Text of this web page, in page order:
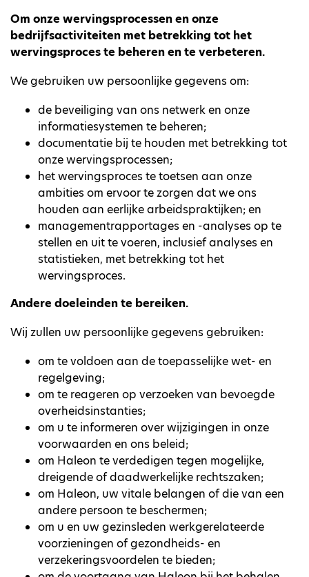
Om onze wervingsprocessen en onze
bedrijfsactiviteiten met betrekking tot het
wervingsproces te beheren en te verbeteren.
We gebruiken uw persoonlijke gegevens om:
de beveiliging van ons netwerk en onze
informatiesystemen te beheren;
documentatie bij te houden met betrekking tot
onze wervingsprocessen;
het wervingsproces te toetsen aan onze
ambities om ervoor te zorgen dat we ons
houden aan eerlijke arbeidspraktijken; en
managementrapportages en -analyses op te
stellen en uit te voeren, inclusief analyses en
statistieken, met betrekking tot het
wervingsproces.
Andere doeleinden te bereiken.
Wij zullen uw persoonlijke gegevens gebruiken:
om te voldoen aan de toepasselijke wet- en
regelgeving;
om te reageren op verzoeken van bevoegde
overheidsinstanties;
om u te informeren over wijzigingen in onze
voorwaarden en ons beleid;
om Haleon te verdedigen tegen mogelijke,
dreigende of daadwerkelijke rechtszaken;
om Haleon, uw vitale belangen of die van een
andere persoon te beschermen;
om u en uw gezinsleden werkgerelateerde
voorzieningen of gezondheids- en
verzekeringsvoordelen te bieden;